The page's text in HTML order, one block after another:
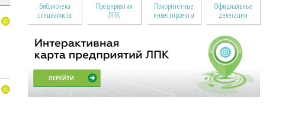
Библиотека
специалиста
Предприятия
ЛПК
Приоритетные
инвестпроекты
Официальные
делегации